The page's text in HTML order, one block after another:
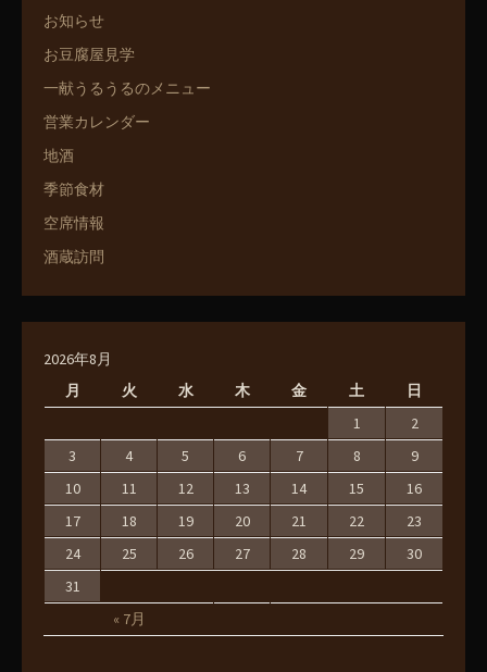
お知らせ
お豆腐屋見学
一献うるうるのメニュー
営業カレンダー
地酒
季節食材
空席情報
酒蔵訪問
2026年8月
月
火 水 木 金 土 日
« 7月
1
2
3
4 5 6 7 8
9
10
11 12 13 14 15
16
17
18 19 20 21 22
23
24
25 26 27 28 29
30
31